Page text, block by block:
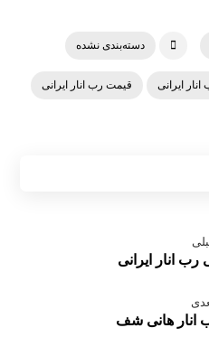
دسته‌بندی نشده
ایرانی قیمت رب انار ایرانی
رب انار ایرانی
انار هانی شف